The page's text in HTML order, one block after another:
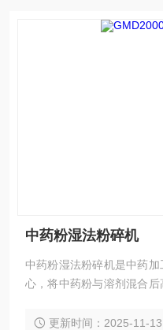
中药粉湿法粉碎机
中药粉湿法粉碎机是中药
心，将中药粉与溶剂混合后
配中药制剂、保健品等领
更新时间：2025-11-13